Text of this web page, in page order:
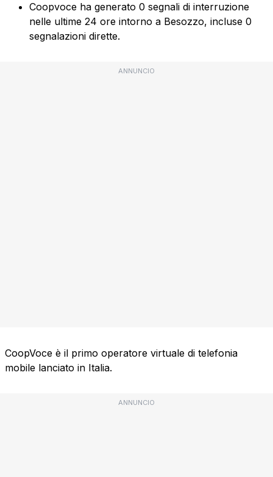
Coopvoce ha generato 0 segnali di interruzione
nelle ultime 24 ore intorno a Besozzo, incluse 0
segnalazioni dirette.
ANNUNCIO
CoopVoce è il primo operatore virtuale di telefonia
mobile lanciato in Italia.
ANNUNCIO